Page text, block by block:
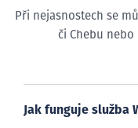
Při nejasnostech se
či Chebu
Jak funguje služba